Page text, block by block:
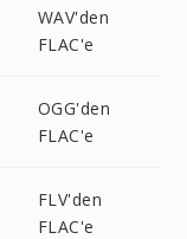
WAV'den
FLAC'e
OGG'den
FLAC'e
FLV'den
FLAC'e